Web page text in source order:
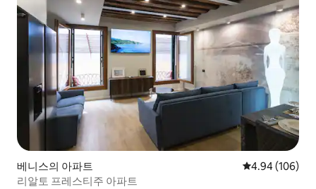
베니스의 아파트 평점 4.94점(5
4.94 (106)
리알토 프레스티주 아파트